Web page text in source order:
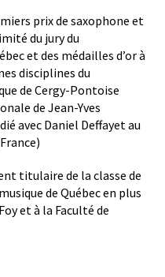
prix de saxophone et
du jury du
et des médailles d’or à
disciplines du
de Cergy-Pontoise
de Jean-Yves
avec Daniel Deffayet au
titulaire de la classe de
de Québec en plus
et à la Faculté de